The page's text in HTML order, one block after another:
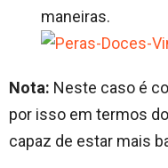
maneiras.
Nota: Neste caso é
por isso em termos
capaz de estar mais